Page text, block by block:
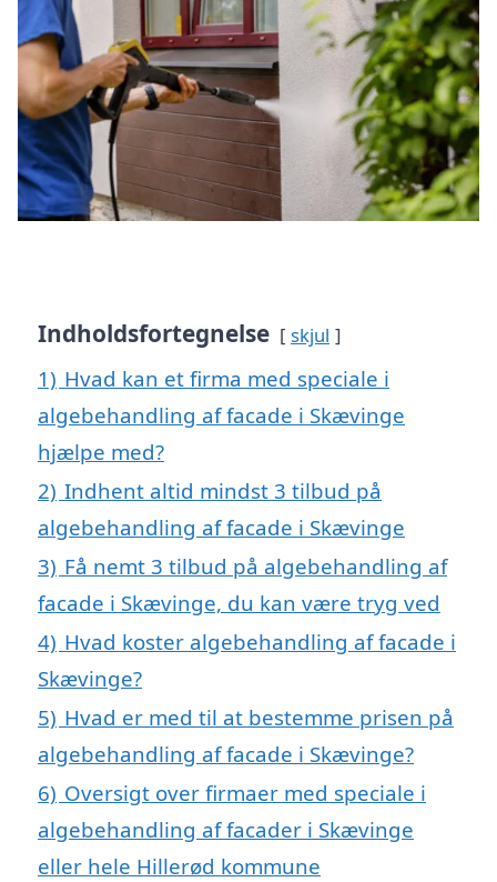
Indholdsfortegnelse skjul
1) Hvad kan et firma med speciale i
algebehandling af facade i Skævinge
hjælpe med?
2) Indhent altid mindst 3 tilbud på
algebehandling af facade i Skævinge
3) Få nemt 3 tilbud på algebehandling af
facade i Skævinge, du kan være tryg ved
4) Hvad koster algebehandling af facade i
Skævinge?
5) Hvad er med til at bestemme prisen på
algebehandling af facade i Skævinge?
6) Oversigt over firmaer med speciale i
algebehandling af facader i Skævinge
eller hele Hillerød kommune